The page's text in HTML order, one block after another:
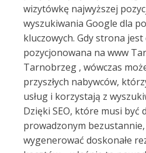
wizytówkę najwyższej
wyszukiwania Google dla
kluczowych. Gdy strona
pozycjonowana na www
Tarnobrzeg , wówczas
przyszłych nabywców,
usług i korzystają z
Dzięki SEO, które musi być
prowadzonym
wygenerować doskonałe